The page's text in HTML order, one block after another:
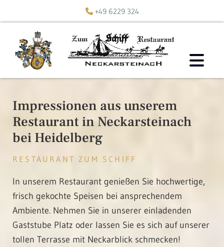
 +49 6229 324
Impressionen aus unserem
Restaurant in Neckarsteinach
bei Heidelberg
RESTAURANT ZUM SCHIFF
In unserem Restaurant genießen Sie hochwertige,
frisch gekochte Speisen bei ansprechendem
Ambiente. Nehmen Sie in unserer einladenden
Gaststube Platz oder lassen Sie es sich auf unserer
tollen Terrasse mit Neckarblick schmecken!